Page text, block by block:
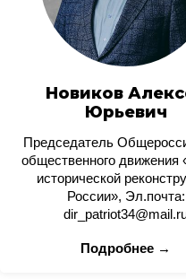
Новиков
Юрьевич
Председатель
общественного движения
исторической
России», Эл.почта:
Подробнее →